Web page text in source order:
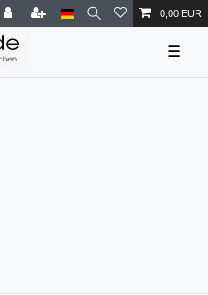
0,00 EUR
☰